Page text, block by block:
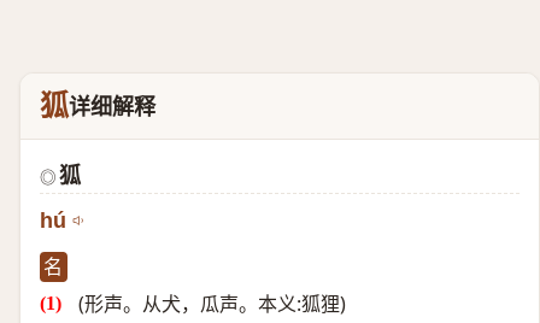
狐详细解释
◎ 狐
hú
名
(形声。从犬，瓜声。本义:狐狸)